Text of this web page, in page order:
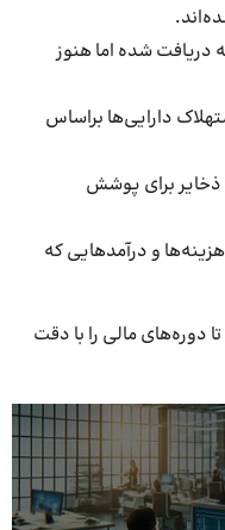
دریافت شده اما هنوز
دارایی‌ها براساس
ذخایر برای پوشش
و درآمدهایی که
دوره‌های مالی را با دقت